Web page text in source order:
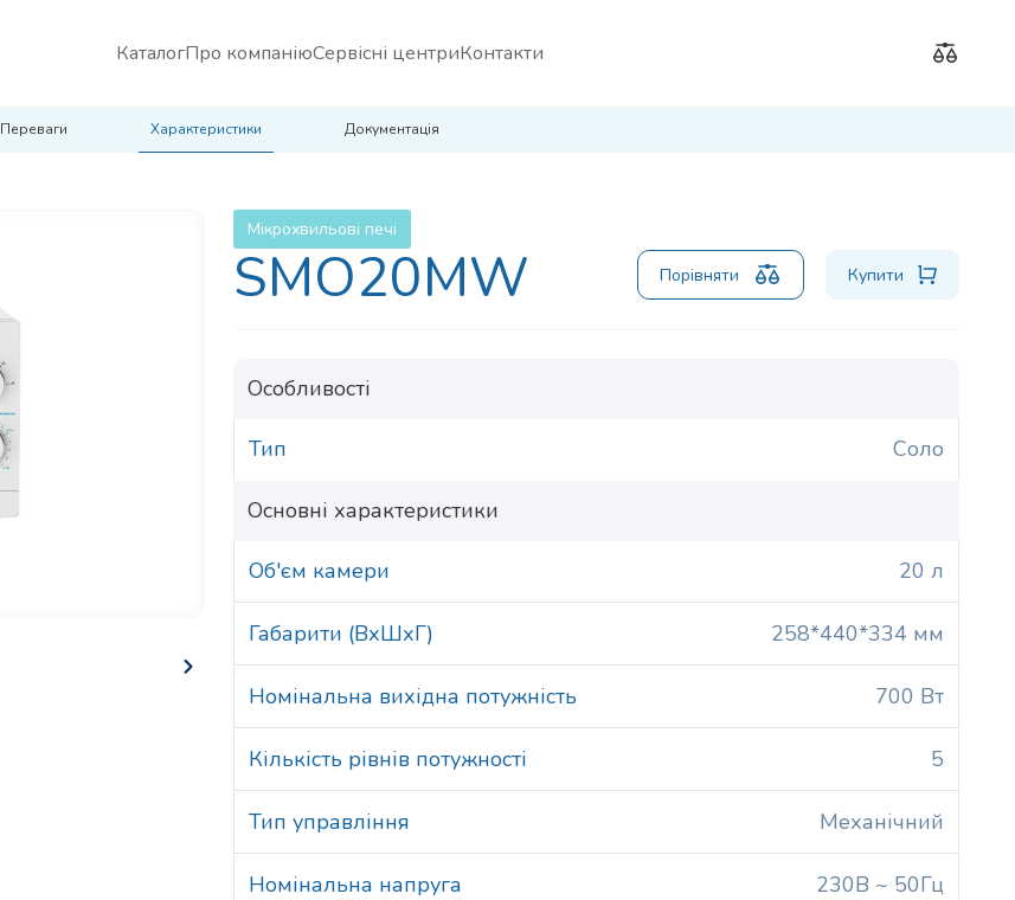
КаталогПро компаніюСервісні центриКонтакти
Переваги Характеристики Документація
Мікрохвильові печі
SMO20MW Порівняти Купити
Особливості
Тип Соло
Основні характеристики
Об'єм камери 20 л
Габарити (ВхШхГ) 258*440*334 мм
Номінальна вихідна потужність 700 Вт
Кількість рівнів потужності 5
Тип управління Механічний
Номінальна напруга 230В ~ 50Гц